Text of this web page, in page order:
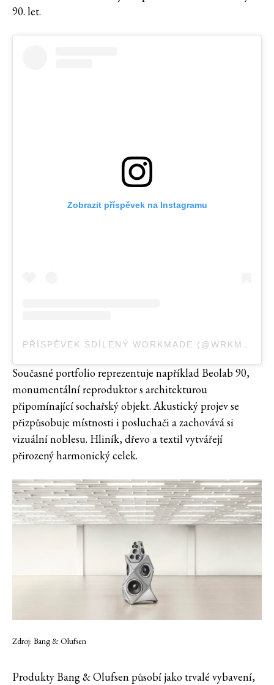
90. let.
Zobrazit příspěvek na Instagramu
PŘÍSPĚVEK SDÍLENÝ WORKMADE (@WRKMADE)
Současné portfolio reprezentuje například Beolab 90,
monumentální reproduktor s architekturou
připomínající sochařský objekt. Akustický projev se
přizpůsobuje místnosti i posluchači a zachovává si
vizuální noblesu. Hliník, dřevo a textil vytvářejí
přirozený harmonický celek.
Zdroj: Bang & Olufsen
Produkty Bang & Olufsen působí jako trvalé vybavení,